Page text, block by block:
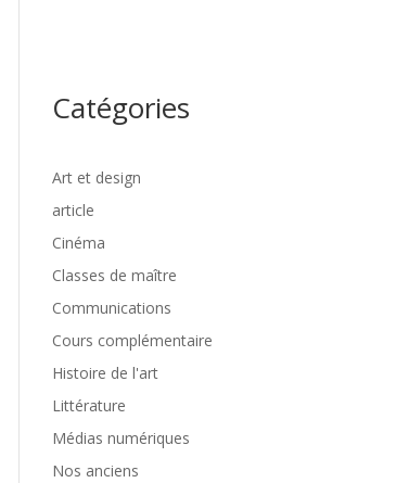
Catégories
Art et design
article
Cinéma
Classes de maître
Communications
Cours complémentaire
Histoire de l'art
Littérature
Médias numériques
Nos anciens